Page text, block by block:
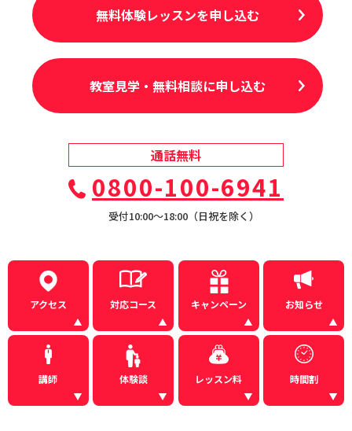
無料体験レッスンを申し込む
教室見学・無料相談に申し込む
通話無料
0800-100-6941
受付10:00〜18:00（日祝を除く）
アクセス 対応コース キャンペーン お知らせ
講師 体験談 レッスン料 時間割